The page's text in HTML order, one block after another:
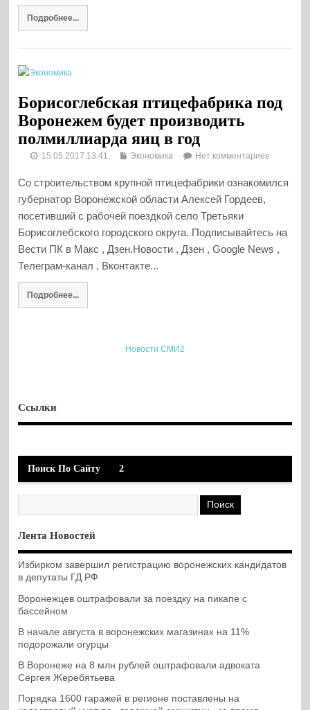
Подробнее...
Борисоглебская птицефабрика под
Воронежем будет производить
полмиллиарда яиц в год
15.05.2017 13:41 Экономика Нет комментариев
Со строительством крупной птицефабрики ознакомился
губернатор Воронежской области Алексей Гордеев,
посетивший с рабочей поездкой село Третьяки
Борисоглебского городского округа. Подписывайтесь на
Вести ПК в Макс , Дзен.Новости , Дзен , Google News ,
Телеграм-канал , Вконтакте...
Подробнее...
Новости СМИ2
Ссылки
Поиск По Сайту 2
Лента Новостей
Избирком завершил регистрацию воронежских кандидатов
в депутаты ГД РФ
Воронежцев оштрафовали за поездку на пикапе с
бассейном
В начале августа в воронежских магазинах на 11%
подорожали огурцы
В Воронеже на 8 млн рублей оштрафовали адвоката
Сергея Жеребятьева
Порядка 1600 гаражей в регионе поставлены на